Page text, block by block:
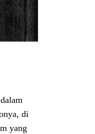
di
yang